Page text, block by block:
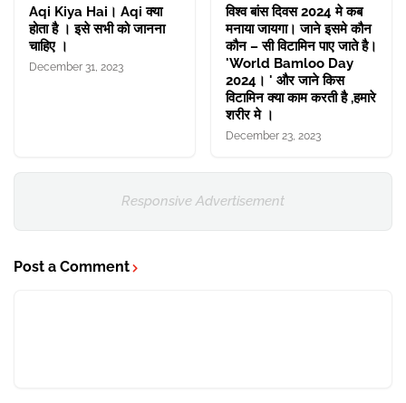
Aqi Kiya Hai। Aqi क्या
होता है । इसे सभी को जानना
चाहिए ।
December 31, 2023
विश्व बांस दिवस 2024 मे कब
मनाया जायगा। जाने इसमे कौन
कौन – सी विटामिन पाए जाते है।
'World Bamloo Day
2024। ' और जाने किस
विटामिन क्या काम करती है ,हमारे
शरीर मे ।
December 23, 2023
Responsive Advertisement
Post a Comment